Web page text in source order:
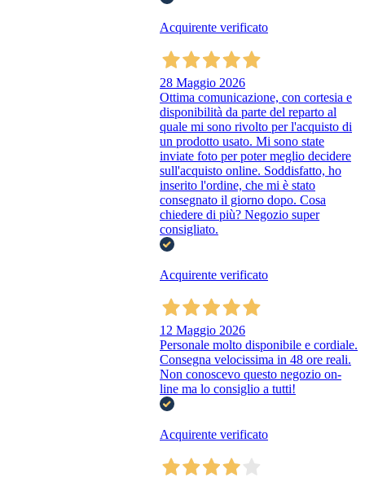
Acquirente verificato
28 Maggio 2026
Ottima comunicazione, con cortesia e
disponibilità da parte del reparto al
quale mi sono rivolto per l'acquisto di
un prodotto usato. Mi sono state
inviate foto per poter meglio decidere
sull'acquisto online. Soddisfatto, ho
inserito l'ordine, che mi è stato
consegnato il giorno dopo. Cosa
chiedere di più? Negozio super
consigliato.
Acquirente verificato
12 Maggio 2026
Personale molto disponibile e cordiale.
Consegna velocissima in 48 ore reali.
Non conoscevo questo negozio on-
line ma lo consiglio a tutti!
Acquirente verificato